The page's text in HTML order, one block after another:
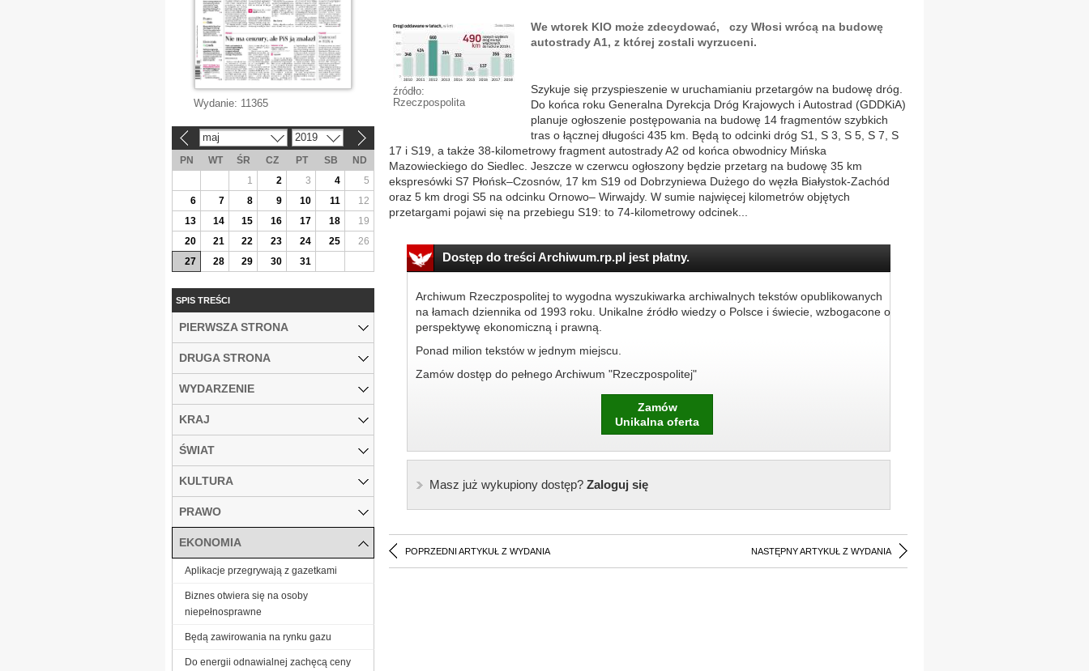
źródło:
Rzeczpospolita
We wtorek KIO może zdecydować, czy Włosi wrócą na budowę
autostrady A1, z której zostali wyrzuceni.
Szykuje się przyspieszenie w uruchamianiu przetargów na budowę dróg.
Do końca roku Generalna Dyrekcja Dróg Krajowych i Autostrad (GDDKiA)
planuje ogłoszenie postępowania na budowę 14 fragmentów szybkich
tras o łącznej długości 435 km. Będą to odcinki dróg S1, S 3, S 5, S 7, S
17 i S19, a także 38-kilometrowy fragment autostrady A2 od końca obwodnicy Mińska
Mazowieckiego do Siedlec. Jeszcze w czerwcu ogłoszony będzie przetarg na budowę 35 km
ekspresówki S7 Płońsk–Czosnów, 17 km S19 od Dobrzyniewa Dużego do węzła Białystok-Zachód
oraz 5 km drogi S5 na odcinku Ornowo– Wirwajdy. W sumie najwięcej kilometrów objętych
przetargami pojawi się na przebiegu S19: to 74-kilometrowy odcinek...
Dostęp do treści Archiwum.rp.pl jest płatny.
Archiwum Rzeczpospolitej to wygodna wyszukiwarka archiwalnych tekstów opublikowanych
na łamach dziennika od 1993 roku. Unikalne źródło wiedzy o Polsce i świecie, wzbogacone o
perspektywę ekonomiczną i prawną.
Ponad milion tekstów w jednym miejscu.
Zamów dostęp do pełnego Archiwum "Rzeczpospolitej"
Zamów
Unikalna oferta
Masz już wykupiony dostęp?Zaloguj się
POPRZEDNI ARTYKUŁ Z WYDANIA NASTĘPNY ARTYKUŁ Z WYDANIA
Wydanie: 11365
maj 2019
PN WT ŚR CZ PT SB
ND
1
2 3 4
5
6
7 8 9 10 11
12
13
14 15 16 17 18
19
20
21 22 23 24 25
26
27
28 29 30 31
SPIS TREŚCI
PIERWSZA STRONA
DRUGA STRONA
WYDARZENIE
KRAJ
ŚWIAT
KULTURA
PRAWO
EKONOMIA
Aplikacje przegrywają z gazetkami
Biznes otwiera się na osoby
niepełnosprawne
Będą zawirowania na rynku gazu
Do energii odnawialnej zachęcą ceny